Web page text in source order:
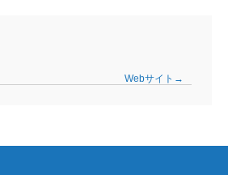
Webサイト→